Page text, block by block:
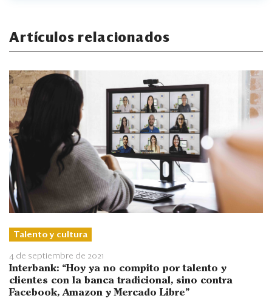
Artículos relacionados
Talento y cultura
4 de septiembre de 2021
Interbank: “Hoy ya no compito por talento y
clientes con la banca tradicional, sino contra
Facebook, Amazon y Mercado Libre"